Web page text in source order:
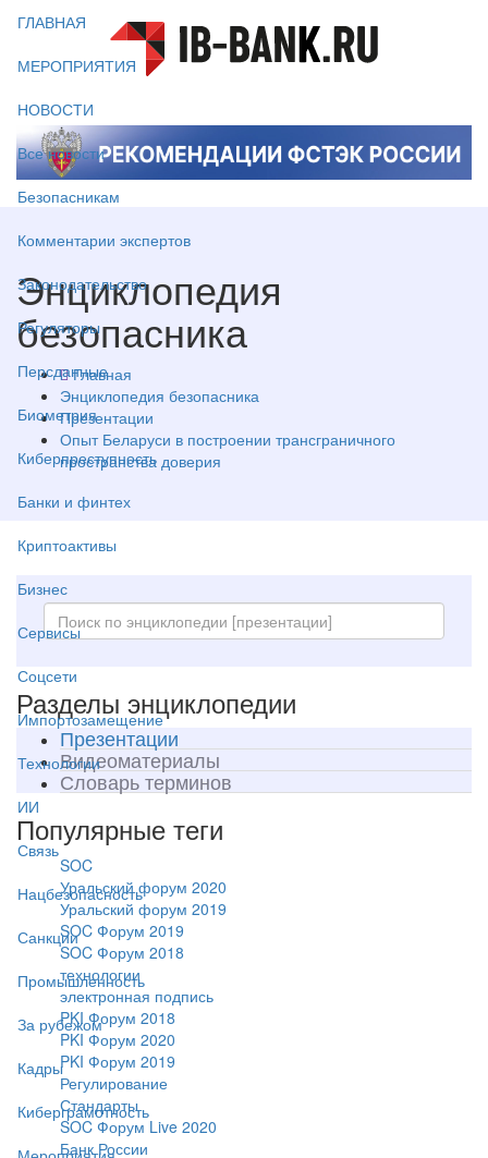
ГЛАВНАЯ
МЕРОПРИЯТИЯ
НОВОСТИ
Все новости
Безопасникам
Комментарии экспертов
Законодательство
Регуляторы
Персданные
Биометрия
Киберпреступность
Банки и финтех
Криптоактивы
Бизнес
Сервисы
Соцсети
Импортозамещение
Технологии
ИИ
Связь
Нацбезопасность
Санкции
Промышленность
За рубежом
Кадры
Киберграмотность
Энциклопедия
безопасника
Главная
Энциклопедия безопасника
Презентации
Опыт Беларуси в построении трансграничного
пространства доверия
Разделы энциклопедии
Презентации
Видеоматериалы
Словарь терминов
Популярные теги
SOC
Уральский форум 2020
Уральский форум 2019
SOC Форум 2019
SOC Форум 2018
технологии
электронная подпись
PKI Форум 2018
PKI Форум 2020
PKI Форум 2019
Регулирование
Стандарты
SOC Форум Live 2020
Банк России